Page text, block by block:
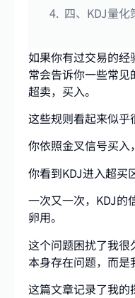
四、KDJ量化
如果你有过交易的
常会告诉你一些常
超卖，买入。
这些规则看起来似乎
你依照金叉信号买入
你看到KDJ进入超买
一次又一次，KDJ的
卵用。
这个问题困扰了我
本身存在问题，而是
这篇文章记录了我的